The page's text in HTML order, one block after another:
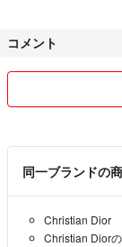
コメント
同一ブランドの
Christian Dior
Christian Dior